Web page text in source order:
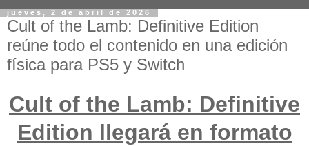
jueves, 2 de abril de 2026
Cult of the Lamb: Definitive Edition
reúne todo el contenido en una edición
física para PS5 y Switch
Cult of the Lamb: Definitive
Edition llegará en formato